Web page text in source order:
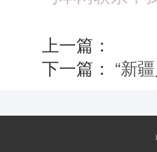
上一篇：
下一篇： “新